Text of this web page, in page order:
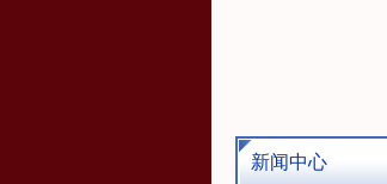
新闻中心